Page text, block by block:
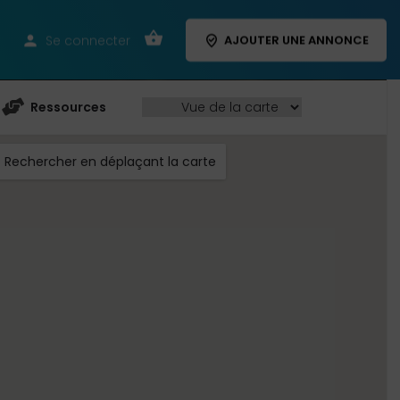
Se connecter AJOUTER UNE ANNONCE
Ressources
Rechercher en déplaçant la carte